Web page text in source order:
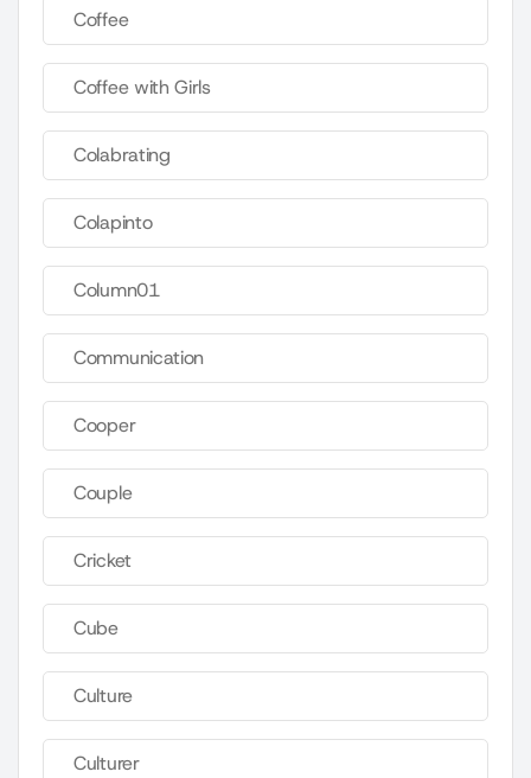
Coffee
Coffee with Girls
Colabrating
Colapinto
Column01
Communication
Cooper
Couple
Cricket
Cube
Culture
Culturer